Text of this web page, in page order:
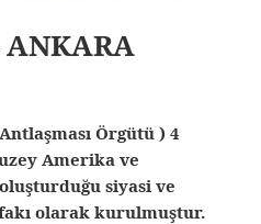
ANKARA
Örgütü ) 4
Amerika ve
siyasi ve
olarak kurulmuştur.